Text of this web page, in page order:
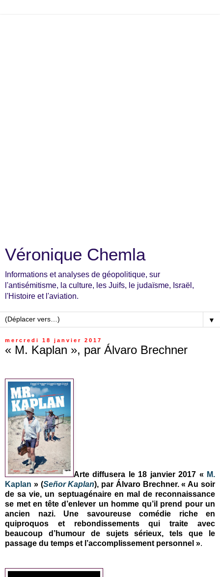
Véronique Chemla
Informations et analyses de géopolitique, sur
l'antisémitisme, la culture, les Juifs, le judaïsme, Israël,
l'Histoire et l'aviation.
▼
mercredi 18 janvier 2017
« M. Kaplan », par Álvaro Brechner
Arte diffusera le 18 janvier 2017 « M.
Kaplan » (Señor Kaplan), par Álvaro Brechner. « Au soir
de sa vie, un septuagénaire en mal de reconnaissance
se met en tête d’enlever un homme qu’il prend pour un
ancien nazi. Une savoureuse comédie riche en
quiproquos et rebondissements qui traite avec
beaucoup d’humour de sujets sérieux, tels que le
passage du temps et l’accomplissement personnel ».